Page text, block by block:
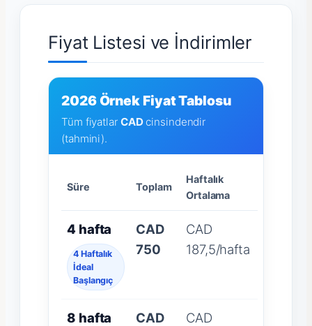
Fiyat Listesi ve İndirimler
2026 Örnek Fiyat Tablosu
Tüm fiyatlar CADcinsindendir
(tahmini).
Süre Toplam
Haftalık
Ortalama
4 hafta
4 Haftalık
İdeal
Başlangıç
CAD
750
CAD
187,5/hafta
8 hafta
CAD
CAD